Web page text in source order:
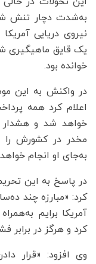
نیروی دریایی
یک قایق ماهیگیری
خوانده بود.
در واکنش به این
اعلام کرد همه
خواهد شد و هشدار
مخدر در کشورش را
به‌جای او انجام
در پاسخ به این
کرد: «مبارزه چند
آمریکا برایم
کرد و هرگز در برابر
وی افزود: «قرار